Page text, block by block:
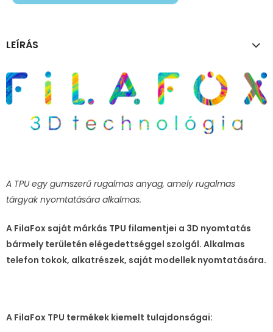
LEÍRÁS
A TPU egy gumszerű rugalmas anyag, amely rugalmas
tárgyak nyomtatására alkalmas.
A FilaFox saját márkás TPU filamentjei a 3D nyomtatás
bármely területén elégedettséggel szolgál. Alkalmas
telefon tokok, alkatrészek, saját modellek nyomtatására.
A FilaFox TPU termékek kiemelt tulajdonságai: